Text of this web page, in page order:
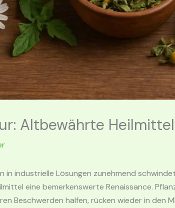
Altbewährte
in industrielle Lösungen zunehmend
eine bemerkenswerte Renaissance.
Beschwerden halfen, rücken wieder in den